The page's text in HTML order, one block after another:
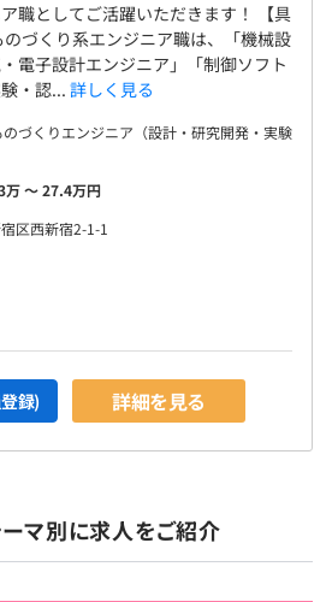
職としてご活躍いただきます！ 【具
づくり系エンジニア職は、「機械設
電子設計エンジニア」「制御ソフト
・認... 詳しく見る
づくりエンジニア（設計・研究開発・実験
万 〜 27.4万円
区西新宿2-1-1
録) 詳細を見る
マ別に求人をご紹介